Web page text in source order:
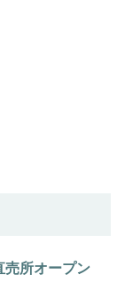
売所オープン